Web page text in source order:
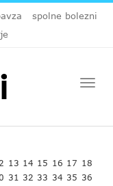
spolne bolezni
13 14 15 16 17 18
31 32 33 34 35 36